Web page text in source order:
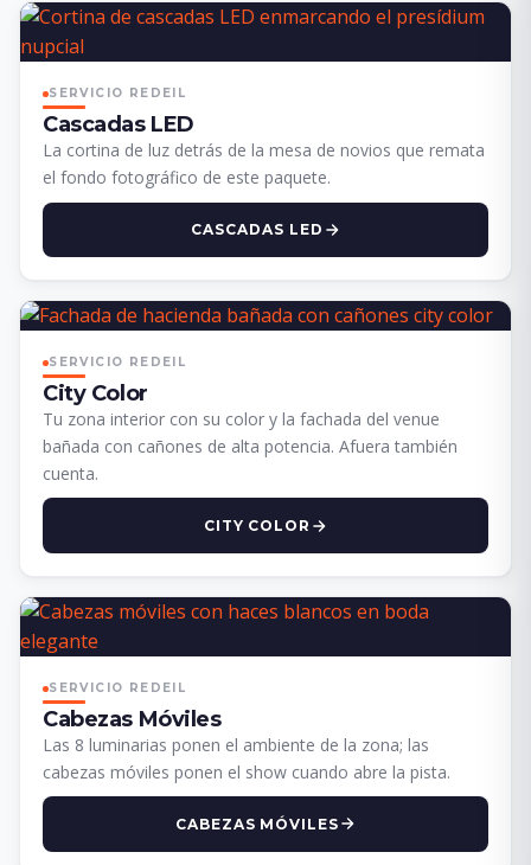
SERVICIO REDEIL
Cascadas LED
La cortina de luz detrás de la mesa de novios que remata
el fondo fotográfico de este paquete.
CASCADAS LED
SERVICIO REDEIL
City Color
Tu zona interior con su color y la fachada del venue
bañada con cañones de alta potencia. Afuera también
cuenta.
CITY COLOR
SERVICIO REDEIL
Cabezas Móviles
Las 8 luminarias ponen el ambiente de la zona; las
cabezas móviles ponen el show cuando abre la pista.
CABEZAS MÓVILES